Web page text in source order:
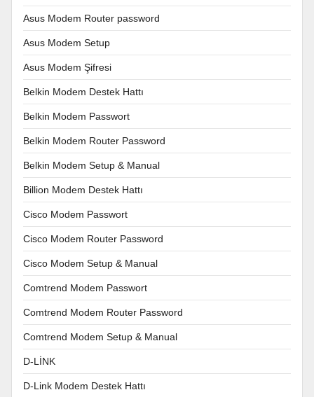
Asus Modem Router password
Asus Modem Setup
Asus Modem Şifresi
Belkin Modem Destek Hattı
Belkin Modem Passwort
Belkin Modem Router Password
Belkin Modem Setup & Manual
Billion Modem Destek Hattı
Cisco Modem Passwort
Cisco Modem Router Password
Cisco Modem Setup & Manual
Comtrend Modem Passwort
Comtrend Modem Router Password
Comtrend Modem Setup & Manual
D-LİNK
D-Link Modem Destek Hattı